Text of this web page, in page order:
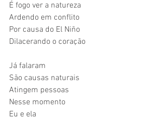
É fogo ver a natureza
Ardendo em conflito
Por causa do El Niño
Dilacerando o coração
Já falaram
São causas naturais
Atingem pessoas
Nesse momento
Eu e ela